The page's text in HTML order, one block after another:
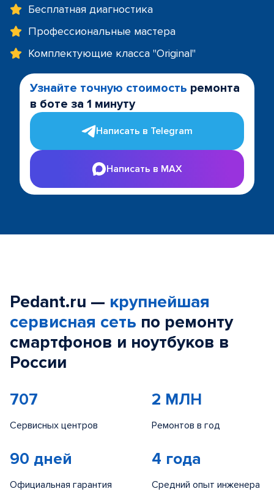
Бесплатная диагностика
Профессиональные мастера
Комплектующие класса "Original"
Узнайте точную стоимость ремонта
в боте за 1 минуту
Написать в Telegram
Написать в MAX
Pedant.ru — крупнейшая
сервисная сеть по ремонту
смартфонов и ноутбуков в
России
707
Сервисных центров
2 МЛН
Ремонтов в год
90 дней
Официальная гарантия
4 года
Средний опыт инженера